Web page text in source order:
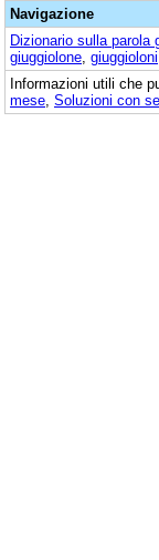
Navigazione
Dizionario sulla parola
giuggiolone giuggioloni
Informazioni utili che
mese Soluzioni con